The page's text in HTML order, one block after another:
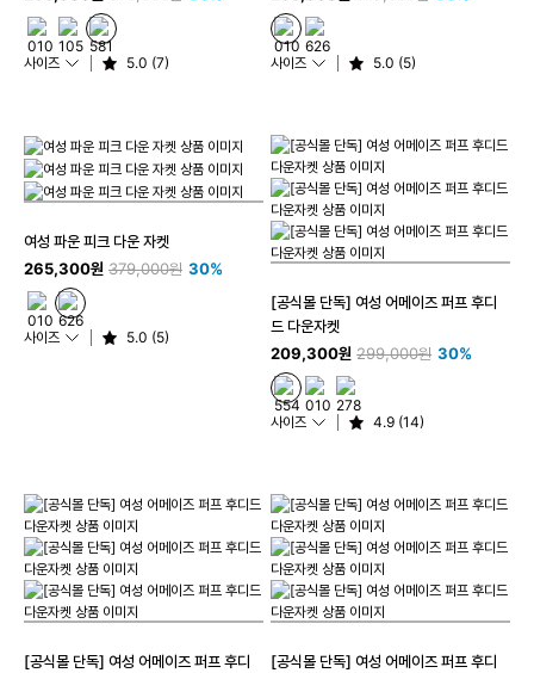
사이즈 5.0 (7) 사이즈 5.0 (5)
여성 파운 피크 다운 자켓
265,300원 379,000원 30%
사이즈 5.0 (5)
[공식몰 단독] 여성 어메이즈 퍼프 후디
드 다운자켓
209,300원 299,000원 30%
사이즈 4.9 (14)
[공식몰 단독] 여성 어메이즈 퍼프 후디
[공식몰 단독] 여성 어메이즈 퍼프 후디